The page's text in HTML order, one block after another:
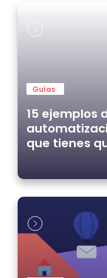
Guías
15 ejemplos
que tienes